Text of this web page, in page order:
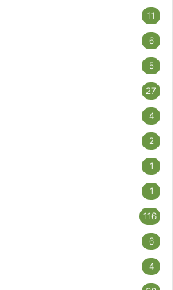
11
6
5
27
4
2
1
1
116
6
4